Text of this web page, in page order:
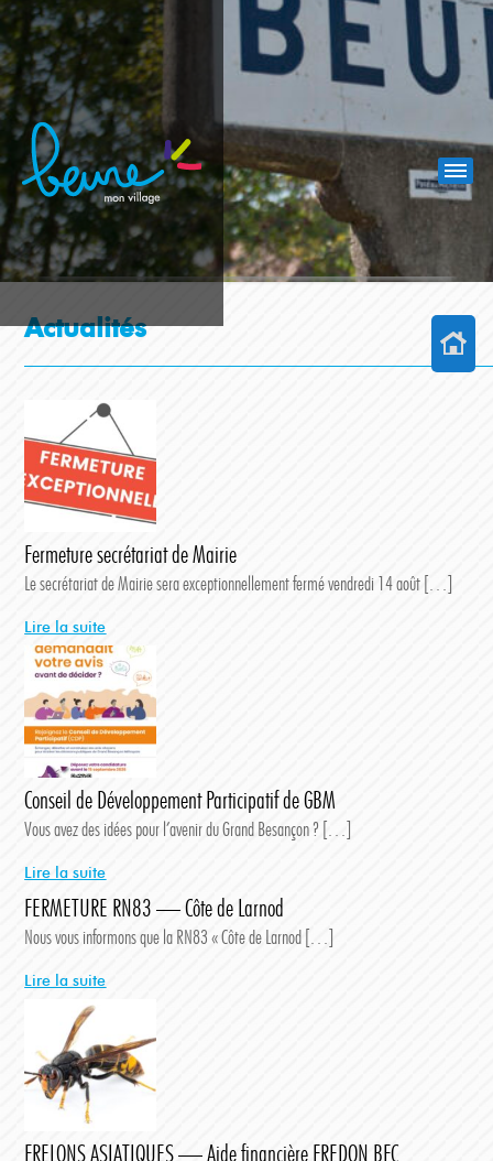
Actualités
Fermeture secrétariat de Mairie
Le secrétariat de Mairie sera exceptionnellement fermé vendredi 14 août […]
Lire la suite
Conseil de Développement Participatif de GBM
Vous avez des idées pour l’avenir du Grand Besançon ? […]
Lire la suite
FERMETURE RN83 — Côte de Larnod
Nous vous informons que la RN83 « Côte de Larnod […]
Lire la suite
FRELONS ASIATIQUES — Aide financière FREDON BFC